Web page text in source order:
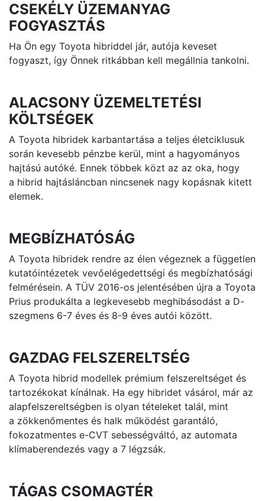
CSEKÉLY ÜZEMANYAG
FOGYASZTÁS
Ha Ön egy Toyota hibriddel jár, autója keveset
fogyaszt, így Önnek ritkábban kell megállnia tankolni.
ALACSONY ÜZEMELTETÉSI
KÖLTSÉGEK
A Toyota hibridek karbantartása a teljes életciklusuk
során kevesebb pénzbe kerül, mint a hagyományos
hajtású autóké. Ennek többek közt az az oka, hogy
a hibrid hajtásláncban nincsenek nagy kopásnak kitett
elemek.
MEGBÍZHATÓSÁG
A Toyota hibridek rendre az élen végeznek a független
kutatóintézetek vevőelégedettségi és megbízhatósági
felmérésein. A TÜV 2016-os jelentésében újra a Toyota
Prius produkálta a legkevesebb meghibásodást a D-
szegmens 6-7 éves és 8-9 éves autói között.
GAZDAG FELSZERELTSÉG
A Toyota hibrid modellek prémium felszereltséget és
tartozékokat kínálnak. Ha egy hibridet vásárol, már az
alapfelszereltségben is olyan tételeket talál, mint
a zökkenőmentes és halk működést garantáló,
fokozatmentes e-CVT sebességváltó, az automata
klímaberendezés vagy a 7 légzsák.
TÁGAS CSOMAGTÉR